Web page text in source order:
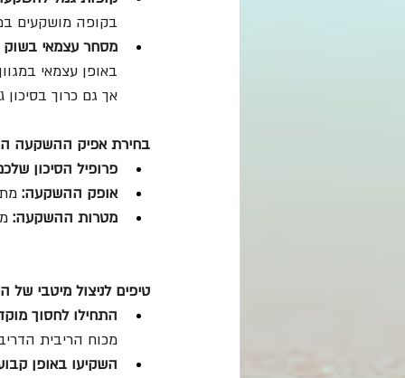
בקופה מושקעים
מסחר עצמאי בשוק
באופן עצמאי
אך גם כרוך בסיכון
בחירת אפיק ההשקעה
פרופיל הסיכון
אופק ההשקעה:
מטרות ההשקעה:
טיפים לניצול מיטבי של
התחילו לחסוך
מכוח הריבית
השקיעו באופן